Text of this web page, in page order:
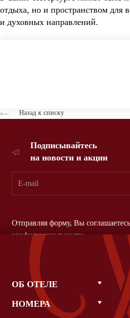
отдыха, но и пространством для
и духовных направлений.
Назад к списку
Подписывайтесь
на новости и акции
Отправляя форму, Вы
конфиденциальности
ОБ ОТЕЛЕ
НОМЕРА